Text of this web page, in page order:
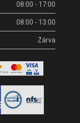
08:00 - 17:00
08:00 - 13:00
Zárva